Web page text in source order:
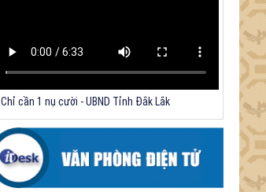
tại thành phố Tuy Hòa, tỉnh Phú Yên (nay là
phường Bình Kiến, tỉnh Đắk Lắk) của Công ty Cổ
Thông báo Về việc đính chính tọa độ điểm góc
tại Phụ lục kèm theo Quyết định số 2317/QĐ-
UBND ngày 21/7/2026 của Chủ tịch UBND tỉnh
V/v triển khai Kết luận Phiên họp lần thứ tư Ban
Chỉ đạo thực hiện mục tiêu tăng trưởng kinh tế
Chỉ cần 1 nụ cười - UBND Tỉnh Đắk Lắk